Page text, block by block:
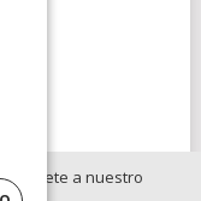
únete a nuestro